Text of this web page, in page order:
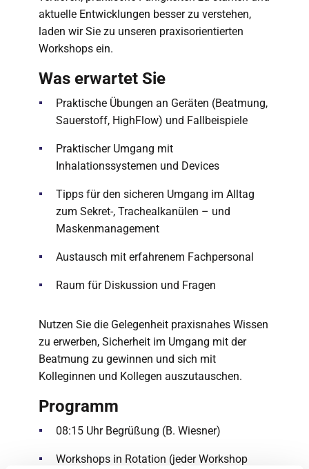
aktuelle Entwicklungen besser zu verstehen,
laden wir Sie zu unseren praxisorientierten
Workshops ein.
Was erwartet Sie
Praktische Übungen an Geräten (Beatmung,
Sauerstoff, HighFlow) und Fallbeispiele
Praktischer Umgang mit
Inhalationssystemen und Devices
Tipps für den sicheren Umgang im Alltag
zum Sekret-, Trachealkanülen – und
Maskenmanagement
Austausch mit erfahrenem Fachpersonal
Raum für Diskussion und Fragen
Nutzen Sie die Gelegenheit praxisnahes Wissen
zu erwerben, Sicherheit im Umgang mit der
Beatmung zu gewinnen und sich mit
Kolleginnen und Kollegen auszutauschen.
Programm
08:15 Uhr Begrüßung (B. Wiesner)
Workshops in Rotation (jeder Workshop